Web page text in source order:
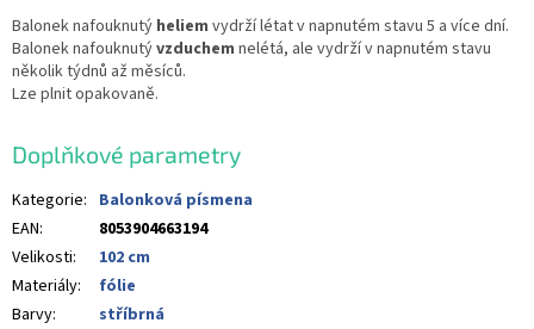
Balonek nafouknutý heliem vydrží létat v napnutém stavu 5 a více dní.
Balonek nafouknutývzduchem nelétá, ale vydrží v napnutém stavu
několik týdnů až měsíců.
Lze plnit opakovaně.
Doplňkové parametry
Kategorie: Balonková písmena
EAN:
8053904663194
Velikosti:
102 cm
Materiály:
fólie
Barvy:
stříbrná